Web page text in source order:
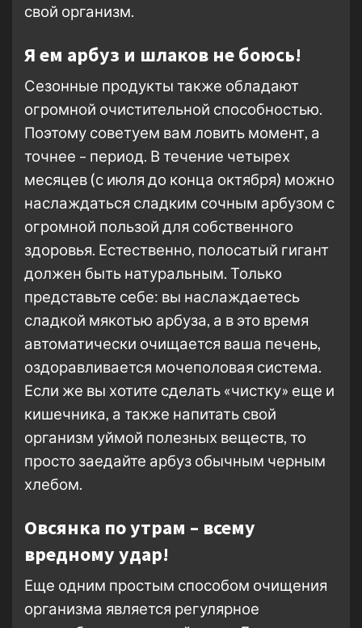
свой организм.
Я ем арбуз и шлаков не боюсь!
Сезонные продукты также обладают
огромной очистительной способностью.
Поэтому советуем вам ловить момент, а
точнее – период. В течение четырех
месяцев (с июля до конца октября) можно
наслаждаться сладким сочным арбузом с
огромной пользой для собственного
здоровья. Естественно, полосатый гигант
должен быть натуральным. Только
представьте себе: вы наслаждаетесь
сладкой мякотью арбуза, а в это время
автоматически очищается ваша печень,
оздоравливается мочеполовая система.
Если же вы хотите сделать «чистку» еще и
кишечника, а также напитать свой
организм уймой полезных веществ, то
просто заедайте арбуз обычным черным
хлебом.
Овсянка по утрам – всему
вредному удар!
Еще одним простым способом очищения
организма является регулярное